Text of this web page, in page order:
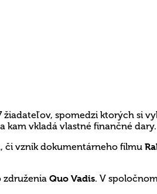
žiadateľov, spomedzi ktorých si
kam vkladá vlastné finančné dary.
, či vznik dokumentárneho filmu
združenia Quo Vadis. V